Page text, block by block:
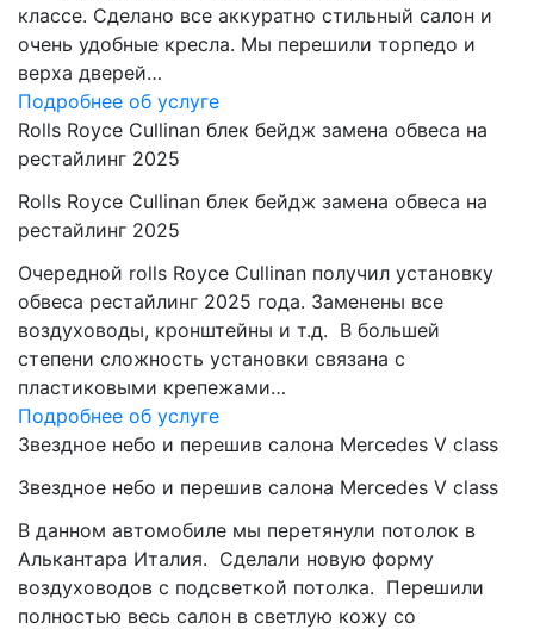
классе. Сделано все аккуратно стильный салон и
очень удобные кресла. Мы перешили торпедо и
верха дверей…
Подробнее об услуге
Rolls Royce Cullinan блек бейдж замена обвеса на
рестайлинг 2025
Rolls Royce Cullinan блек бейдж замена обвеса на
рестайлинг 2025
Очередной rolls Royce Cullinan получил установку
обвеса рестайлинг 2025 года. Заменены все
воздуховоды, кронштейны и т.д. В большей
степени сложность установки связана с
пластиковыми крепежами…
Подробнее об услуге
Звездное небо и перешив салона Mercedes V class
Звездное небо и перешив салона Mercedes V class
В данном автомобиле мы перетянули потолок в
Алькантара Италия. Сделали новую форму
воздуховодов с подсветкой потолка. Перешили
полностью весь салон в светлую кожу со